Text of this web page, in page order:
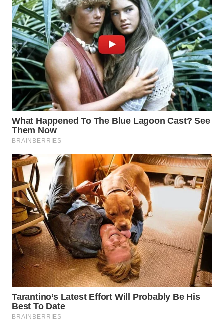
WN
LABUHANBATU
WN
TAPANULI
TENGAH
WN DELI
SERDANG
WN
TEBING
WN
PAKPAK
WN
KARAWANG
WN
BEKASI
WN
BOGOR
WN